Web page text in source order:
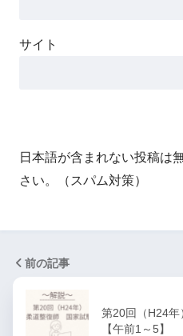
サイト
日本語が含まれない投稿は
さい。（スパム対策）
前の記事
第20回（H24年
【午前1～5】